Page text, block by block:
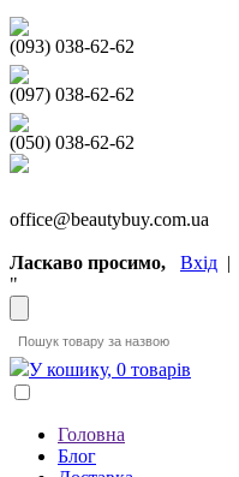
(093) 038-62-62
(097) 038-62-62
(050) 038-62-62
office@beautybuy.com.ua
Ласкаво просимо, Вхід |
"
У кошику, 0 товарів
Головна
Блог